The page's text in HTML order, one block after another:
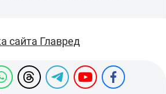
сайта Главред